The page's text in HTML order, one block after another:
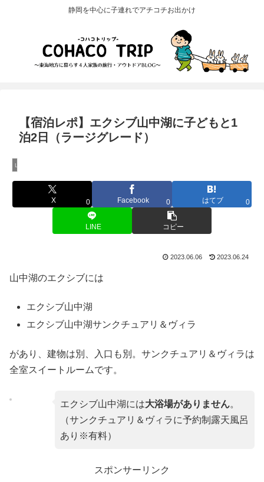
静岡を中心に子連れでアチコチお出かけ
【宿泊レポ】エクシブ山中湖に子どもと1
泊2日（ラージグレード）
山梨県の宿泊施設（ホテル・旅館）
X 0 Facebook 0 はてブ 0
LINE コピー
2023.06.06 2023.06.24
山中湖のエクシブには
エクシブ山中湖
エクシブ山中湖サンクチュアリ＆ヴィラ
があり、建物は別、入口も別。サンクチュアリ＆ヴィラは
全室スイートルームです。
エクシブ山中湖には大浴場がありません。
（サンクチュアリ＆ヴィラに予約制露天風呂
あり※有料）
スポンサーリンク